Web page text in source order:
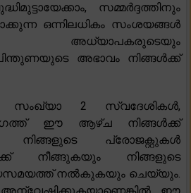
സമ്മർദ്ദത്തിനും
ഒന്നിലധികം സംശയങ്ങൾ
അധ്യാപകരുടെയും
അഭാവം നിങ്ങൾക്ക്
സംഖ്യാ 2 സ്വദേശികൾ,
ഈ ആഴ്ച നിങ്ങൾക്ക്
നിങ്ങളുടെ പ്രോജക്റ്റുകൾ
നീങ്ങുകയും നിങ്ങളുടെ
നൽകുകയും ചെയ്യും.